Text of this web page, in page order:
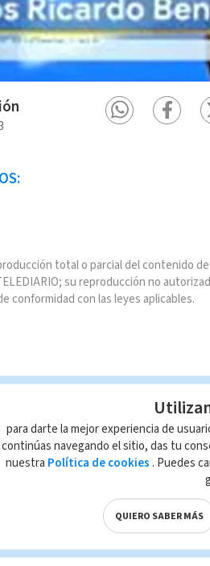
total o parcial del contenido
su reproducción no
conformidad con las leyes aplicables.
para darte la mejor experiencia de
continúas navegando el sitio, das tu
nuestra Política de cookies . Puedes
QUIERO SABER MÁS